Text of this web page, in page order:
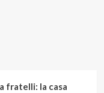
fratelli: la casa